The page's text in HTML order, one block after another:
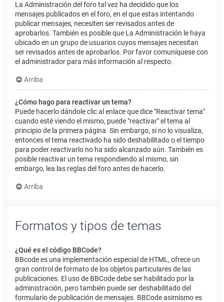
La Administración del foro tal vez ha decidido que los
mensajes publicados en el foro, en el que estas intentando
publicar mensajes, necesiten ser revisados antes de
aprobarlos. También es posible que La Administración le haya
ubicado en un grupo de usuarios cuyos mensajes necesitan
ser revisados antes de aprobarlos. Por favor comuníquese con
el administrador para más información al respecto.
Arriba
¿Cómo hago para reactivar un tema?
Puede hacerlo dándole clic al enlace que dice "Reactivar tema"
cuando esté viendo el mismo, puede "reactivar" el tema al
principio de la primera página. Sin embargo, si no lo visualiza,
entonces el tema reactivado ha sido deshabilitado o el tiempo
para poder reactivarlo no ha sido alcanzado aún. También es
posible reactivar un tema respondiendo al mismo, sin
embargo, lea las reglas del foro antes de hacerlo.
Arriba
Formatos y tipos de temas
¿Qué es el código BBCode?
BBcode es una implementación especial de HTML, ofrece un
gran control de formato de los objetos particulares de las
publicaciones. El uso de BBCode debe ser habilitado por la
administración, pero también puede ser deshabilitado del
formulario de publicación de mensajes. BBCode asimismo es